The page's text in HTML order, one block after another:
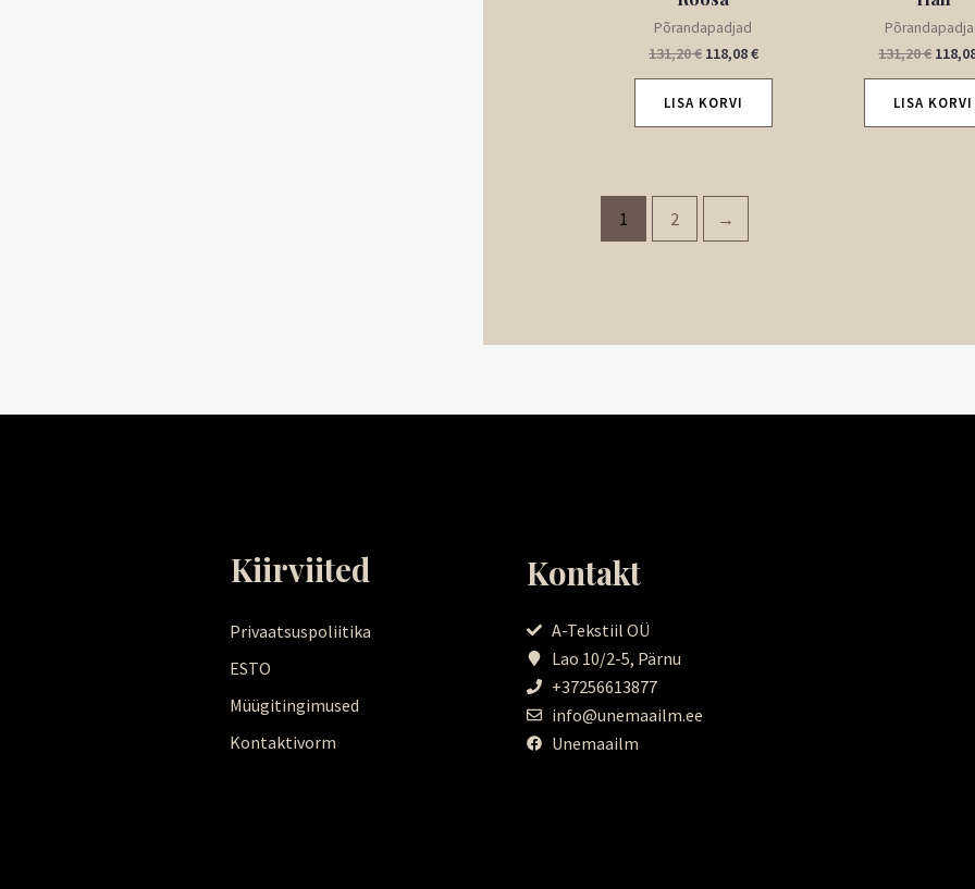
Põrandapadjad
131,20€ 118,08€
LISA KORVI
131,20€
LISA KORVI
1 2 →
Kiirviited
Privaatsuspoliitika
ESTO
Müügitingimused
Kontaktivorm
Kontakt
A-Tekstiil OÜ
Lao 10/2-5, Pärnu
+37256613877
info@unemaailm.ee
Unemaailm